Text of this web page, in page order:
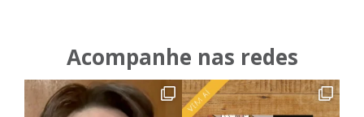
Acompanhe nas redes